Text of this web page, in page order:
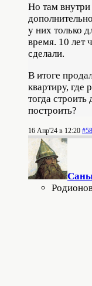
Но там внутри
у них только
время. 10 лет
сделали.
В итоге
квартиру, где
тогда
построить?
16 Апр'24 в 12:20